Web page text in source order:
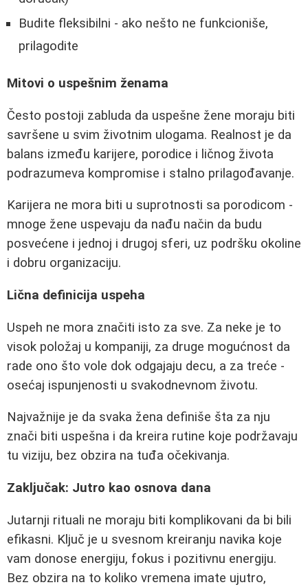
Budite fleksibilni - ako nešto ne funkcioniše,
prilagodite
Mitovi o uspešnim ženama
Često postoji zabluda da uspešne žene moraju biti
savršene u svim životnim ulogama. Realnost je da
balans između karijere, porodice i ličnog života
podrazumeva kompromise i stalno prilagođavanje.
Karijera ne mora biti u suprotnosti sa porodicom -
mnoge žene uspevaju da nađu način da budu
posvećene i jednoj i drugoj sferi, uz podršku okoline
i dobru organizaciju.
Lična definicija uspeha
Uspeh ne mora značiti isto za sve. Za neke je to
visok položaj u kompaniji, za druge mogućnost da
rade ono što vole dok odgajaju decu, a za treće -
osećaj ispunjenosti u svakodnevnom životu.
Najvažnije je da svaka žena definiše šta za nju
znači biti uspešna i da kreira rutine koje podržavaju
tu viziju, bez obzira na tuđa očekivanja.
Zaključak: Jutro kao osnova dana
Jutarnji rituali ne moraju biti komplikovani da bi bili
efikasni. Ključ je u svesnom kreiranju navika koje
vam donose energiju, fokus i pozitivnu energiju.
Bez obzira na to koliko vremena imate ujutro,